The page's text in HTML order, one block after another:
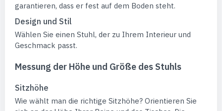
garantieren, dass er fest auf dem Boden steht.
Design und Stil
Wählen Sie einen Stuhl, der zu Ihrem Interieur und
Geschmack passt.
Messung der Höhe und Größe des Stuhls
Sitzhöhe
Wie wählt man die richtige Sitzhöhe? Orientieren Sie